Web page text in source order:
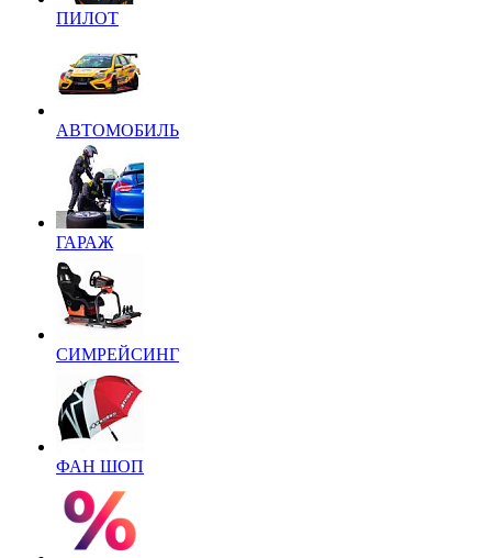
ПИЛОТ
АВТОМОБИЛЬ
ГАРАЖ
СИМРЕЙСИНГ
ФАН ШОП